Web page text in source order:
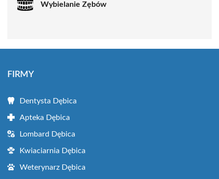
Wybielanie Zębów
FIRMY
Dentysta Dębica
Apteka Dębica
Lombard Dębica
Kwiaciarnia Dębica
Weterynarz Dębica